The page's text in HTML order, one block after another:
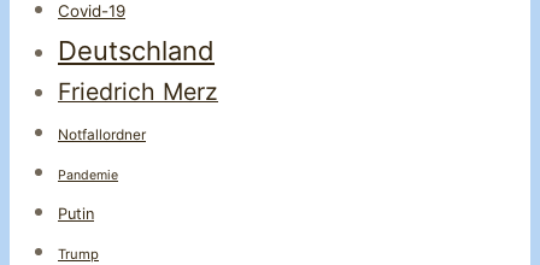
Covid-19
Deutschland
Friedrich Merz
Notfallordner
Pandemie
Putin
Trump